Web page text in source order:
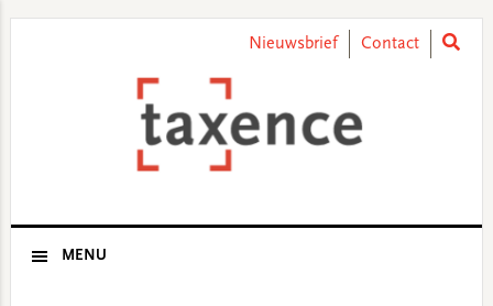
Nieuwsbrief Contact
MENU